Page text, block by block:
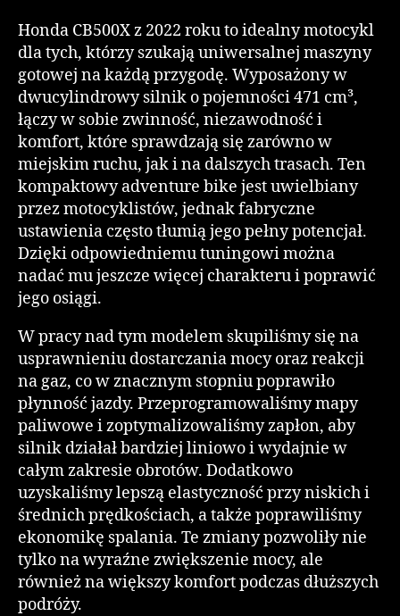
Honda CB500X z 2022 roku to idealny motocykl
dla tych, którzy szukają uniwersalnej maszyny
gotowej na każdą przygodę. Wyposażony w
dwucylindrowy silnik o pojemności 471 cm³,
łączy w sobie zwinność, niezawodność i
komfort, które sprawdzają się zarówno w
miejskim ruchu, jak i na dalszych trasach. Ten
kompaktowy adventure bike jest uwielbiany
przez motocyklistów, jednak fabryczne
ustawienia często tłumią jego pełny potencjał.
Dzięki odpowiedniemu tuningowi można
nadać mu jeszcze więcej charakteru i poprawić
jego osiągi.
W pracy nad tym modelem skupiliśmy się na
usprawnieniu dostarczania mocy oraz reakcji
na gaz, co w znacznym stopniu poprawiło
płynność jazdy. Przeprogramowaliśmy mapy
paliwowe i zoptymalizowaliśmy zapłon, aby
silnik działał bardziej liniowo i wydajnie w
całym zakresie obrotów. Dodatkowo
uzyskaliśmy lepszą elastyczność przy niskich i
średnich prędkościach, a także poprawiliśmy
ekonomikę spalania. Te zmiany pozwoliły nie
tylko na wyraźne zwiększenie mocy, ale
również na większy komfort podczas dłuższych
podróży.